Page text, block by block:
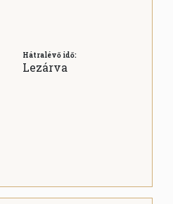
Hátralévő idő:
Lezárva